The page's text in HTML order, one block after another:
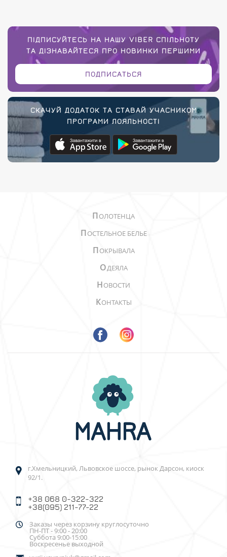
ПІДПИСУЙТЕСЬ НА НАШУ VIBER СПІЛЬНОТУ
ТА ДІЗНАВАЙТЕСЯ ПРО НОВИНКИ ПЕРШИМИ
ПОДПИСАТЬСЯ
СКАЧУЙ ДОДАТОК ТА СТАВАЙ УЧАСНИКОМ
ПРОГРАМИ ЛОЯЛЬНОСТІ
ПОЛОТЕНЦА
ПОСТЕЛЬНОЕ БЕЛЬЕ
ПОКРЫВАЛА
ОДЕЯЛА
НОВОСТИ
КОНТАКТЫ
г.Хмельницкий, Львовское шоссе, рынок Дарсон, киоск
92/1.
+38 068 0-322-322
+38(095) 211-77-22
Заказы через корзину круглосуточно
ПН-ПТ - 9:00 - 20:00
Суббота 9:00-15:00
Воскресенье выходной